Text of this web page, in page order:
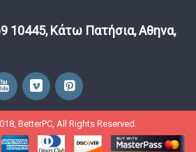
10445, Κάτω Πατήσια, Αθηνα,
BetterPC, All Rights Reserved.